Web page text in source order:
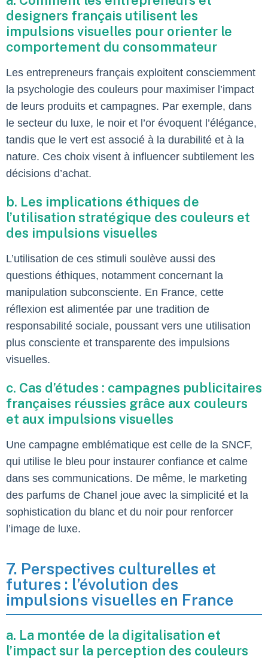
designers français utilisent les
impulsions visuelles pour orienter le
comportement du consommateur
Les entrepreneurs français exploitent consciemment
la psychologie des couleurs pour maximiser l’impact
de leurs produits et campagnes. Par exemple, dans
le secteur du luxe, le noir et l’or évoquent l’élégance,
tandis que le vert est associé à la durabilité et à la
nature. Ces choix visent à influencer subtilement les
décisions d’achat.
b. Les implications éthiques de
l’utilisation stratégique des couleurs et
des impulsions visuelles
L’utilisation de ces stimuli soulève aussi des
questions éthiques, notamment concernant la
manipulation subconsciente. En France, cette
réflexion est alimentée par une tradition de
responsabilité sociale, poussant vers une utilisation
plus consciente et transparente des impulsions
visuelles.
c. Cas d’études : campagnes publicitaires
françaises réussies grâce aux couleurs
et aux impulsions visuelles
Une campagne emblématique est celle de la SNCF,
qui utilise le bleu pour instaurer confiance et calme
dans ses communications. De même, le marketing
des parfums de Chanel joue avec la simplicité et la
sophistication du blanc et du noir pour renforcer
l’image de luxe.
7. Perspectives culturelles et
futures : l’évolution des
impulsions visuelles en France
a. La montée de la digitalisation et
l’impact sur la perception des couleurs